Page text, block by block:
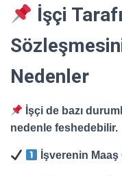
İşçi
Nedenler
İşçi de bazı
nedenle feshedebilir.
İşverenin